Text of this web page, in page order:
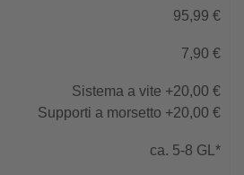
95,99 €
7,90 €
Sistema a vite +20,00 €
Supporti a morsetto +20,00 €
ca. 5-8 GL*